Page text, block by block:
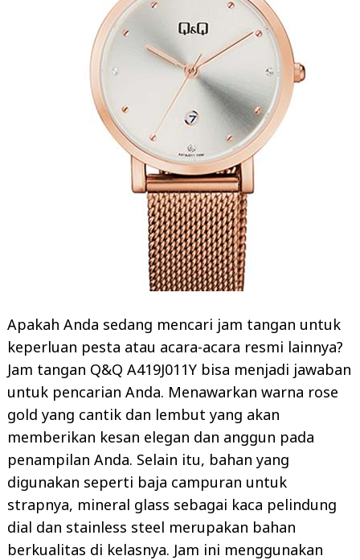
Apakah Anda sedang mencari jam tangan untuk
keperluan pesta atau acara-acara resmi lainnya?
Jam tangan Q&Q A419J011Y bisa menjadi jawaban
untuk pencarian Anda. Menawarkan warna rose
gold yang cantik dan lembut yang akan
memberikan kesan elegan dan anggun pada
penampilan Anda. Selain itu, bahan yang
digunakan seperti baja campuran untuk
strapnya, mineral glass sebagai kaca pelindung
dial dan stainless steel merupakan bahan
berkualitas di kelasnya. Jam ini menggunakan